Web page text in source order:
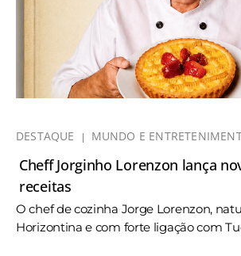
DESTAQUE MUNDO E
Cheff Jorginho Lorenzon lança
receitas
O chef de cozinha Jorge Lorenzon,
Horizontina e com forte ligação com